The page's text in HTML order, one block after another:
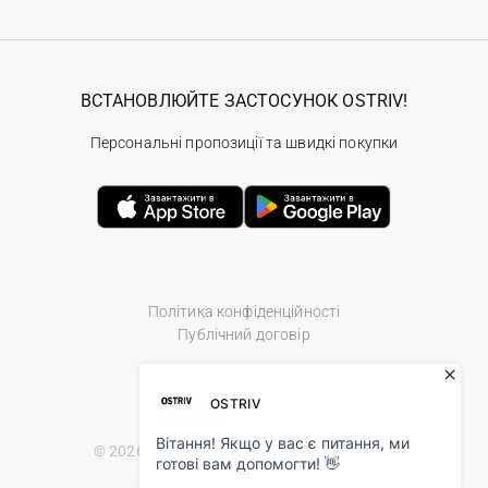
Політика конфіденційності
Публічний договір
© 2026 Ostriv.ua Store. All Rights Reserved.
ВСТАНОВЛЮЙТЕ ЗАСТОСУНОК OSTRIV!
Персональні пропозиції та швидкі покупки